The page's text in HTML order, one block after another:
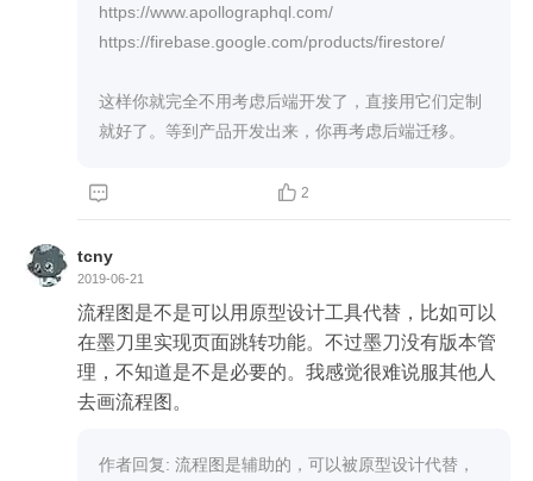
https://www.apollographql.com/
https://firebase.google.com/products/firestore/
这样你就完全不用考虑后端开发了，直接用它们定制
  2
tcny
2019-06-21
流程图是不是可以用原型设计工具代替，比如可以
在墨刀里实现页面跳转功能。不过墨刀没有版本管
理，不知道是不是必要的。我感觉很难说服其他人
去画流程图。
作者回复: 流程图是辅助的，可以被原型设计代替，